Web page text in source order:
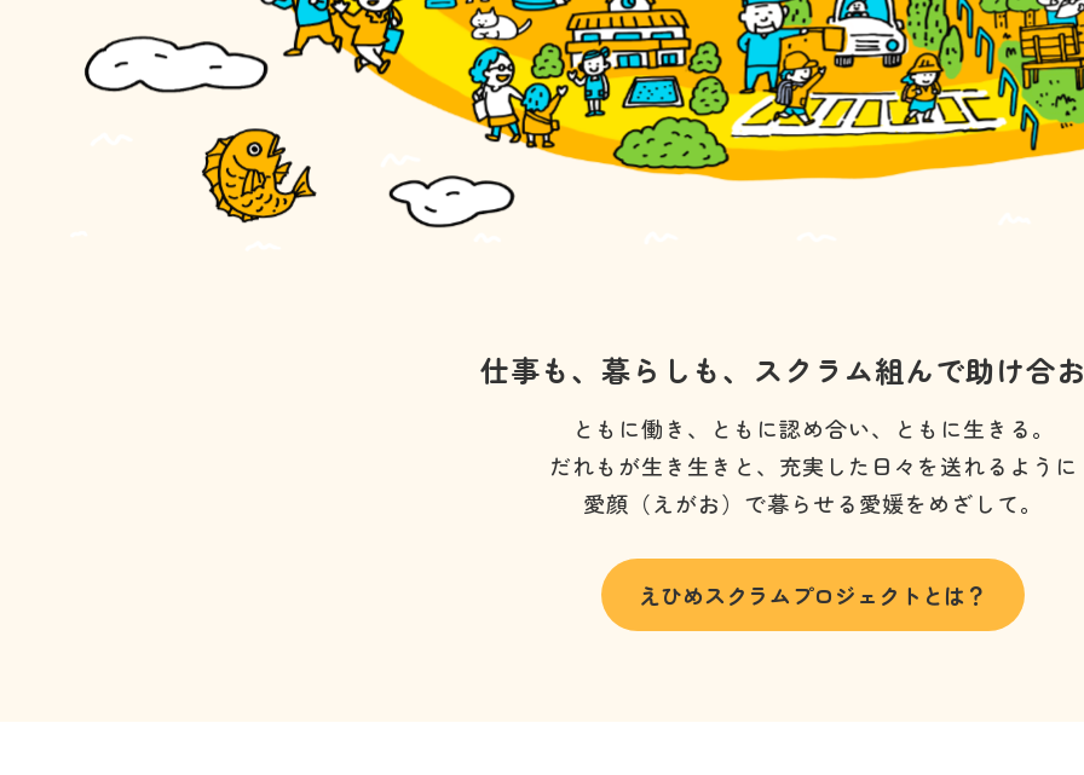
仕事も、暮らしも、 スクラム組んで助け合
ともに働き、ともに認め合い、ともに生きる。
だれもが生き生きと、充実した日々を送れるように
愛顔（えがお）で暮らせる愛媛をめざして。
えひめスクラムプロジェクトとは？